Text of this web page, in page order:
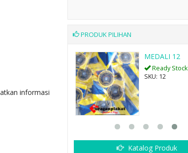
informasi
PRODUK PILIHAN
MEDALI 12
Ready Stock
SKU: 12
Katalog Produk